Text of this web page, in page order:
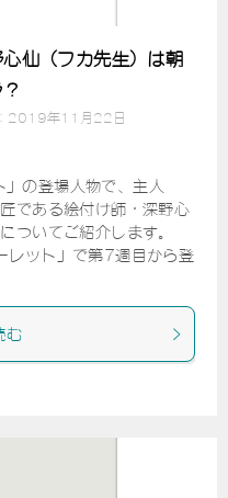
仙（フカ先生）は朝
2019年11月22日
の登場人物で、主人
である絵付け師・深野心
ついてご紹介します。
ット」で第7週目から登
む